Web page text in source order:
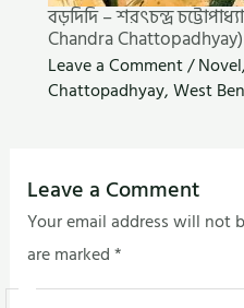
বড়দিদি – শরৎচন্দ্র
Chandra Chattopadhyay)
Leave a Comment/Novel,
Chattopadhyay,West
Leave a Comment
Your email address will not
are marked*